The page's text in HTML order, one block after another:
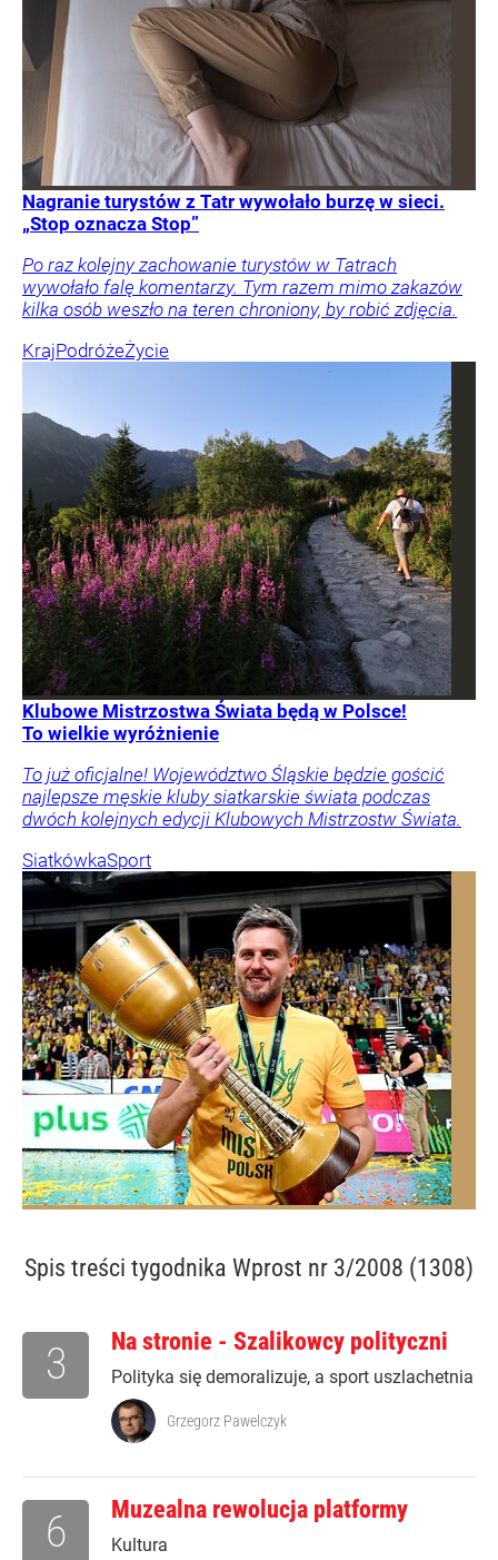
Nagranie turystów z Tatr wywołało burzę w sieci.
„Stop oznacza Stop”
Po raz kolejny zachowanie turystów w Tatrach
wywołało falę komentarzy. Tym razem mimo zakazów
kilka osób weszło na teren chroniony, by robić zdjęcia.
KrajPodróżeŻycie
Klubowe Mistrzostwa Świata będą w Polsce!
To wielkie wyróżnienie
To już oficjalne! Województwo Śląskie będzie gościć
najlepsze męskie kluby siatkarskie świata podczas
dwóch kolejnych edycji Klubowych Mistrzostw Świata.
SiatkówkaSport
Spis treści tygodnika Wprost nr 3/2008 (1308)
Na stronie - Szalikowcy polityczni
Polityka się demoralizuje, a sport uszlachetnia
3
Grzegorz Pawelczyk
Muzealna rewolucja platformy
Kultura
6